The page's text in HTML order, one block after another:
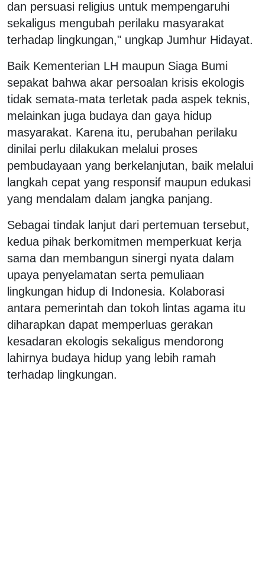
dan persuasi religius untuk mempengaruhi
sekaligus mengubah perilaku masyarakat
terhadap lingkungan," ungkap Jumhur Hidayat.
Baik Kementerian LH maupun Siaga Bumi
sepakat bahwa akar persoalan krisis ekologis
tidak semata-mata terletak pada aspek teknis,
melainkan juga budaya dan gaya hidup
masyarakat. Karena itu, perubahan perilaku
dinilai perlu dilakukan melalui proses
pembudayaan yang berkelanjutan, baik melalui
langkah cepat yang responsif maupun edukasi
yang mendalam dalam jangka panjang.
Sebagai tindak lanjut dari pertemuan tersebut,
kedua pihak berkomitmen memperkuat kerja
sama dan membangun sinergi nyata dalam
upaya penyelamatan serta pemuliaan
lingkungan hidup di Indonesia. Kolaborasi
antara pemerintah dan tokoh lintas agama itu
diharapkan dapat memperluas gerakan
kesadaran ekologis sekaligus mendorong
lahirnya budaya hidup yang lebih ramah
terhadap lingkungan.